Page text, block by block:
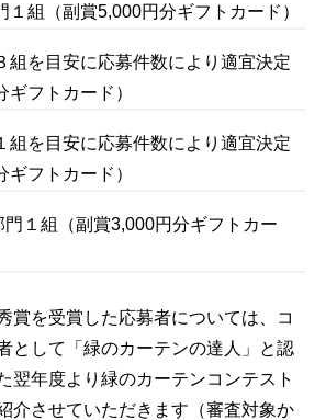
１組（副賞5,000円分ギフトカード）
組を目安に応募件数により適宜決定
ギフトカード）
組を目安に応募件数により適宜決定
ギフトカード）
１組（副賞3,000円分ギフトカー
賞を受賞した応募者については 、コ
として「緑のカーテンの達人」
と認
翌年度より緑のカーテンコンテスト
介させていただきます（審査対象か